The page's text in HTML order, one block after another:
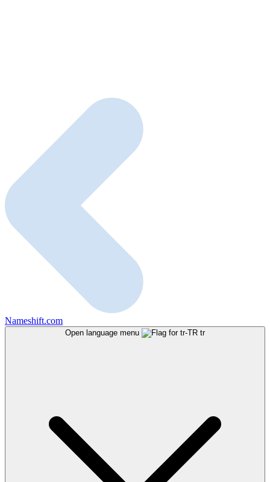
Nameshift.com
Open language menu tr